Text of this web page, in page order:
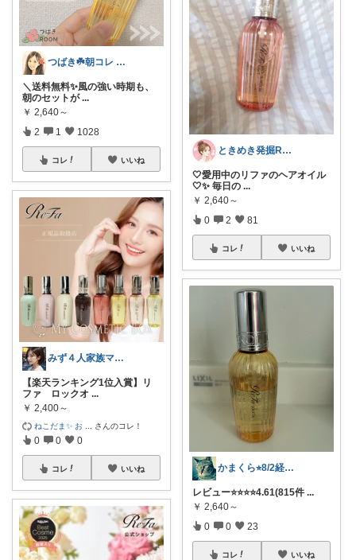
つばき☘️朝コレ 家事・育児・仕事を楽に
＼送料無料✨️風の強い時期も、
朝のセットが ...
￥ 2,640～
2 1 1028
コレ いいね
みず４人家族ママ★３０代子育て奮闘中🙆
【楽天ランキング1位入賞】リ
ファ ロックオ ...
￥ 2,400～
ねこだま✨ お さんのコレ！
0 0 0
コレ いいね
ときめき発掘ROOM
🤍愛用中のリファのヘアオイル
🤍✨ 毎日の ...
￥ 2,640～
0 2 81
コレ いいね
かまくら⭐︎8/2経由購入感謝です
レビュー⭐️⭐️⭐️⭐️4.61(815件 ...
￥ 2,640～
0 0 23
コレ いいね